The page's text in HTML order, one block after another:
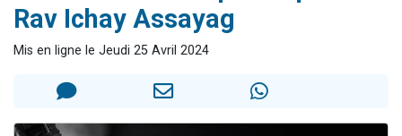
Il reste 49 places pour étudier en groupe sur Zoom
12 nouvelles musiques dans Torah-Box Music
2 personnes viennent de nous rejoindre sur WhatsApp
Rav Ichay Assayag
Mis en ligne le Jeudi 25 Avril 2024